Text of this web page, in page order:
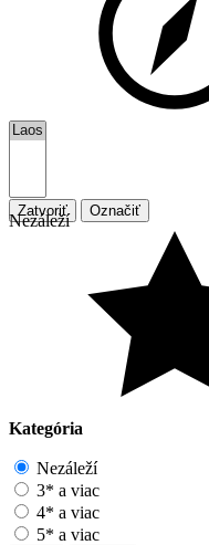
Zatvoriť Označiť
Nezáleží
Kategória
Nezáleží
3* a viac
4* a viac
5* a viac